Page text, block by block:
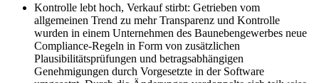
Kontrolle lebt hoch, Verkauf stirbt: Getrieben vom
allgemeinen Trend zu mehr Transparenz und Kontrolle
wurden in einem Unternehmen des Baunebengewerbes neue
Compliance-Regeln in Form von zusätzlichen
Plausibilitätsprüfungen und betragsabhängigen
Genehmigungen durch Vorgesetzte in der Software